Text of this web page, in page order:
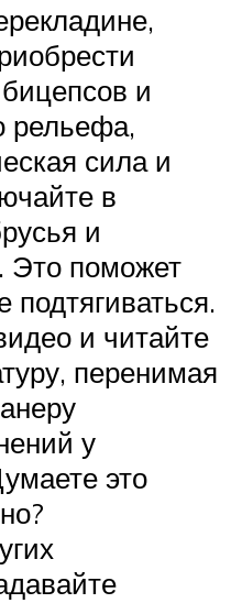
и
рельефа,
сила и
в
и
Это поможет
и читайте
перенимая
у
это